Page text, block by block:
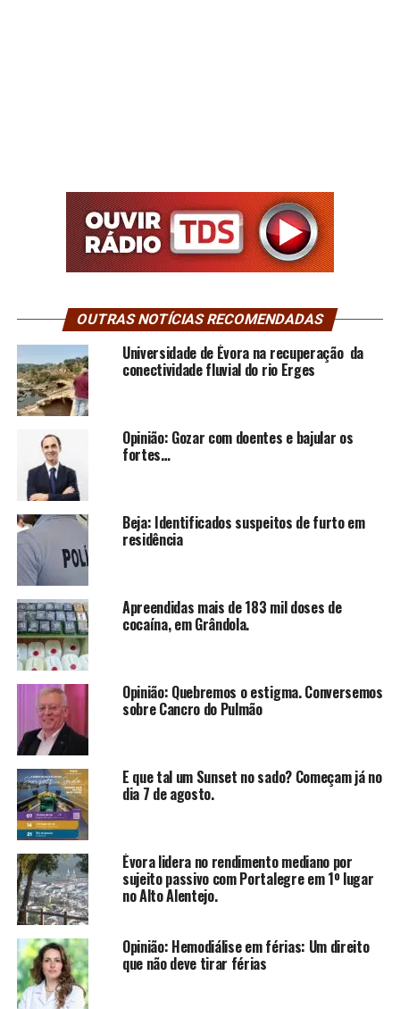
OUTRAS NOTÍCIAS RECOMENDADAS
Universidade de Évora na recuperação da
conectividade fluvial do rio Erges
Opinião: Gozar com doentes e bajular os
fortes…
Beja: Identificados suspeitos de furto em
residência
Apreendidas mais de 183 mil doses de
cocaína, em Grândola.
Opinião: Quebremos o estigma. Conversemos
sobre Cancro do Pulmão
E que tal um Sunset no sado? Começam já no
dia 7 de agosto.
Évora lidera no rendimento mediano por
sujeito passivo com Portalegre em 1º lugar
no Alto Alentejo.
Opinião: Hemodiálise em férias: Um direito
que não deve tirar férias